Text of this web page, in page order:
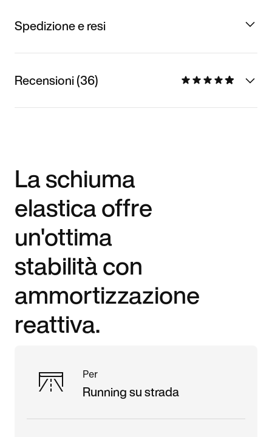
Spedizione e resi
Recensioni (36)
La schiuma
elastica offre
un'ottima
stabilità con
ammortizzazione
reattiva.
Per
Running su strada